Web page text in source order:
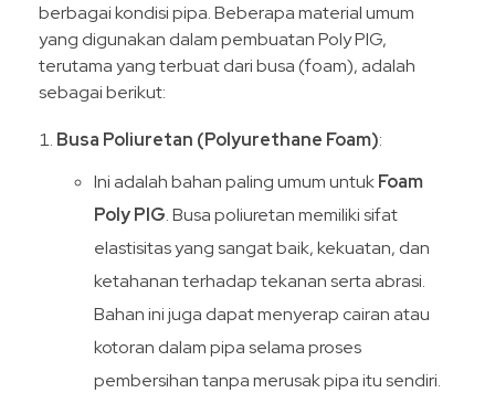
berbagai kondisi pipa. Beberapa material umum
yang digunakan dalam pembuatan Poly PIG,
terutama yang terbuat dari busa (foam), adalah
sebagai berikut:
Busa Poliuretan (Polyurethane Foam):
Ini adalah bahan paling umum untukFoam
Poly PIG. Busa poliuretan memiliki sifat
elastisitas yang sangat baik, kekuatan, dan
ketahanan terhadap tekanan serta abrasi.
Bahan ini juga dapat menyerap cairan atau
kotoran dalam pipa selama proses
pembersihan tanpa merusak pipa itu sendiri.